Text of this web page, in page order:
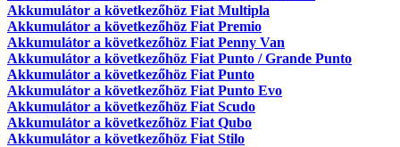
Akkumulátor a következőhöz Fiat Multipla
Akkumulátor a következőhöz Fiat Premio
Akkumulátor a következőhöz Fiat Penny Van
Akkumulátor a következőhöz Fiat Punto / Grande Punto
Akkumulátor a következőhöz Fiat Punto
Akkumulátor a következőhöz Fiat Punto Evo
Akkumulátor a következőhöz Fiat Scudo
Akkumulátor a következőhöz Fiat Qubo
Akkumulátor a következőhöz Fiat Stilo